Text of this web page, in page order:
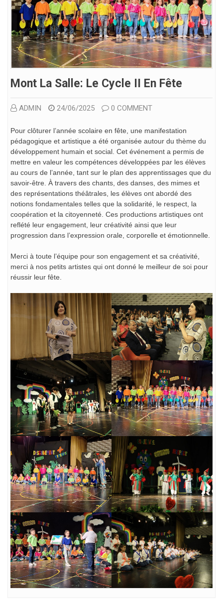
Mont La Salle: Le Cycle II En Fête
ADMIN 24/06/2025 0 COMMENT
Pour clôturer l’année scolaire en fête, une manifestation
pédagogique et artistique a été organisée autour du thème du
développement humain et social. Cet événement a permis de
mettre en valeur les compétences développées par les élèves
au cours de l’année, tant sur le plan des apprentissages que du
savoir-être. À travers des chants, des danses, des mimes et
des représentations théâtrales, les élèves ont abordé des
notions fondamentales telles que la solidarité, le respect, la
coopération et la citoyenneté. Ces productions artistiques ont
reflété leur engagement, leur créativité ainsi que leur
progression dans l’expression orale, corporelle et émotionnelle.
Merci à toute l’équipe pour son engagement et sa créativité,
merci à nos petits artistes qui ont donné le meilleur de soi pour
réussir leur fête.